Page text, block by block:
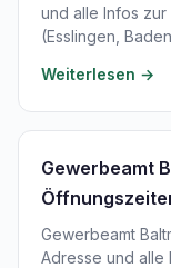
und alle Infos
(Esslingen,
Weiterlesen →
Gewerbeamt
Gewerbeamt
Adresse und alle